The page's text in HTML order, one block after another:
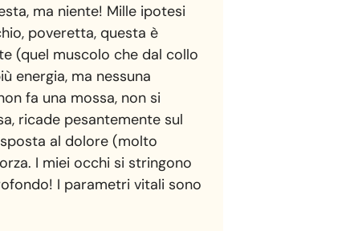
ma niente! Mille ipotesi
poveretta, questa è
(quel muscolo che dal collo
energia, ma nessuna
fa una mossa, non si
ricade pesantemente sul
al dolore (molto
I miei occhi si stringono
I parametri vitali sono